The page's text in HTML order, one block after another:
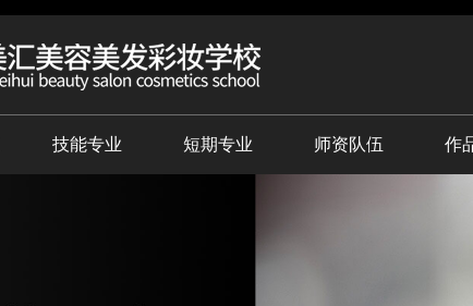
技能专业 短期专业 师资队伍 作